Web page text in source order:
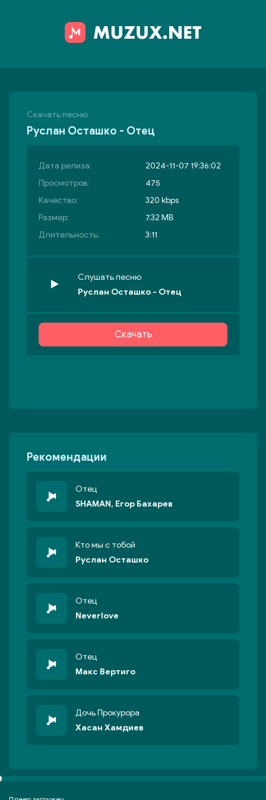
Скачать песню
Руслан Осташко - Отец
Дата релиза:
2024-11-07 19:36:02
Просмотров:
475
Качество:
320 kbps
Размер:
7.32 MB
Длительность:
3:11
Слушать песню
Руслан Осташко - Отец
Скачать
Рекомендации
Отец
SHAMAN, Егор Бахарев
Кто мы с тобой
Руслан Осташко
Отец
Neverlove
Отец
Макс Вертиго
Дочь Прокурора
Хасан Хамдиев